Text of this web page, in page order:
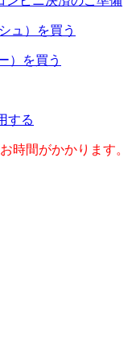
ュ）を買う
）を買う
する
時間がかかります。